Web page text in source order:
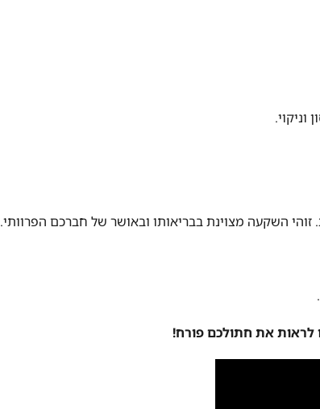
זוהי השקעה מצוינת בבריאותו ובאושר של חברכם הפרוותי.
לראות את חתולכם פורח!